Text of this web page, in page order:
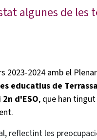
algunes de les
2023-2024 amb el
educatius de Terrassa
2n d'ESO, que han
reflectint les